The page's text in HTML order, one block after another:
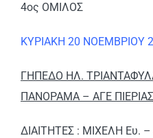
4ος ΟΜΙΛΟΣ
ΚΥΡΙΑΚΗ 20 ΝΟΕΜΒΡΙΟΥ
ΓΗΠΕΔΟ ΗΛ.
ΠΑΝΟΡΑΜΑ – ΑΓΕ ΠΙΕΡΙΑΣ
ΔΙΑΙΤΗΤΕΣ : ΜΙΧΕΛΗ Ευ.